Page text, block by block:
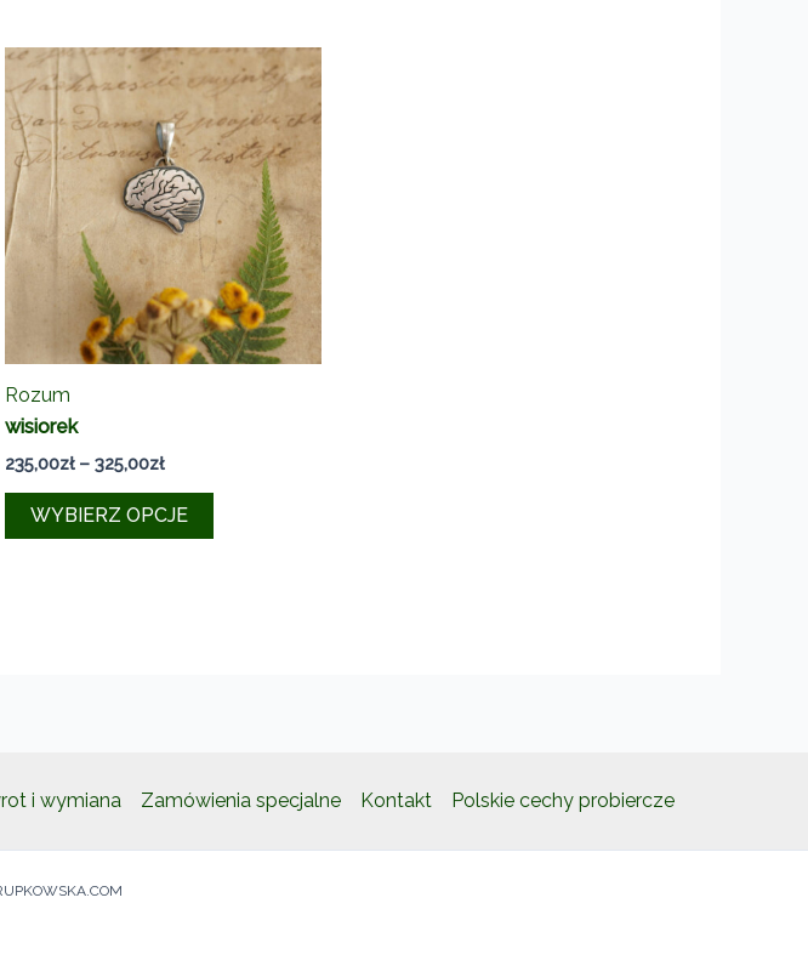
Rozum
wisiorek
235,00zł – 325,00złZakres
od
235,00zł
WYBIERZ OPCJE
Ten
produktu
i wymiana Zamówienia specjalne Kontakt Polskie cechy probiercze